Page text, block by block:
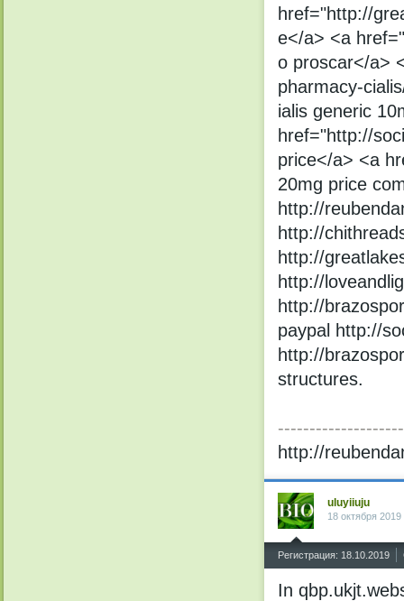
href="http://
e</a> <a
o proscar</a>
pharmacy-
ialis generic
href="http://
price</a> <a
20mg price
http://
http://
http://
http://
http://
paypal http://
http://
structures.
--------------------
http://
uluyiiuju
18 октября 2019
Регистрация: 18.10.2019
In